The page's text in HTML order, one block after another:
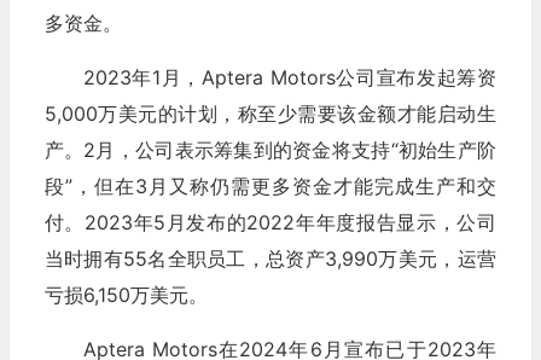
多资金。
2023年1月，Aptera Motors公司宣布发起筹资
5,000万美元的计划，称至少需要该金额才能启动生
产。2月，公司表示筹集到的资金将支持“初始生产阶
段”，但在3月又称仍需更多资金才能完成生产和交
付。2023年5月发布的2022年年度报告显示，公司
当时拥有55名全职员工，总资产3,990万美元，运营
亏损6,150万美元。
Aptera Motors在2024年6月宣布已于2023年